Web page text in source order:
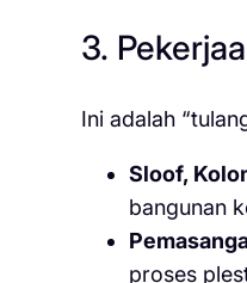
3.
Ini adalah
Sloof,
bangunan
proses